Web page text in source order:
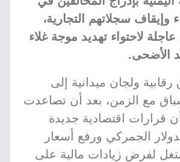
وإيقاف سجلاتهم التجارية،
لاحتواء تهديد موجة غلاء
الأضحى.
ولجان ميدانية إلى
مع الزمن، بعد أن تصاعدت
قرارات اقتصادية جديدة
الجمركي ورفع أسعار
لفرض زيادات مالية على